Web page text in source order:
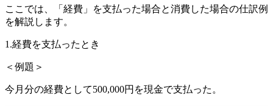
ここでは、「経費」を支払った場合と消費した場合の仕訳例
を解説します。
1.経費を支払ったとき
＜例題＞
今月分の経費として500,000円を現金で支払った。